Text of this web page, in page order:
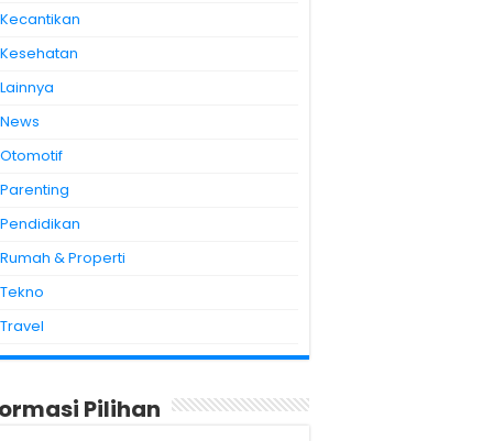
Kecantikan
Kesehatan
Lainnya
News
Otomotif
Parenting
Pendidikan
Rumah & Properti
Tekno
Travel
Pilihan